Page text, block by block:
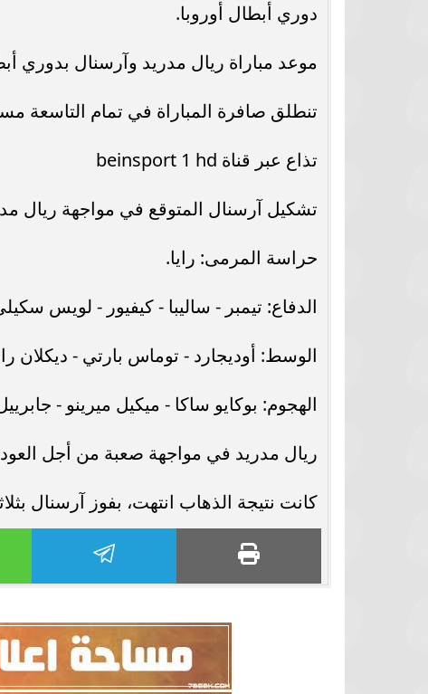
دوري أبطال أوروبا.
موعد مباراة ريال مدريد وآرسنال بدوري
تنطلق صافرة المباراة في تمام التاسعة
تذاع عبر قناة beinsport 1 hd
تشكيل آرسنال المتوقع في مواجهة ريال
حراسة المرمى: رايا.
الدفاع: تيمبر - ساليبا - كيفيور - لويس
الوسط: أوديجارد - توماس بارتي - ديكلان
الهجوم: بوكايو ساكا - ميكيل ميرينو -
ريال مدريد في مواجهة صعبة من أجل
كانت نتيجة الذهاب انتهت، بفوز آرسنال